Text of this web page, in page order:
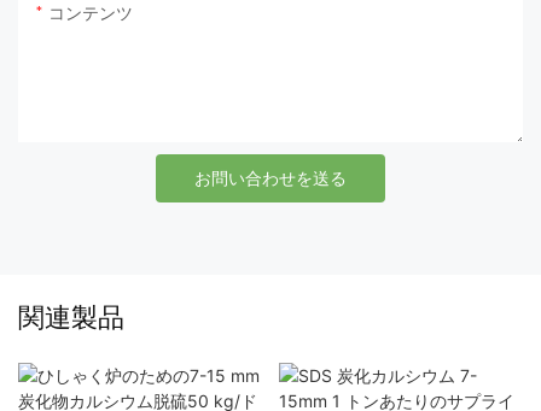
コンテンツ
お問い合わせを送る
関連製品